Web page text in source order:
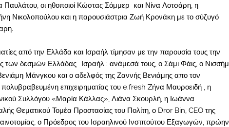
Παυλάτου, οι ηθοποιοί Κώστας Σόμμερ και Νίνα Λοτσάρη, η
Νικολοπούλου και η παρουσιάστρια Ζωή Κρονάκη με το σύζυγό
από την Ελλάδα και Ισραήλ τίμησαν με την παρουσία τους την
των δεσμών Ελλάδας -Ισραήλ : ανάμεσά τους, ο Σάμι Φάις, ο Νισσήμ
Μάνγκου και ο αδελφός της Ζαννής Βενιάμης απο τον
πολυβραβευμένη επιχειρηματίας του e.fresh Zήνα Μαυροειδή , η
Συλλόγου «Μαρία Κάλλας», Λιάνα Σκουρλή, η Ιωάννα
Θεματικού Τομέα Προστασίας του Πολίτη, ο Dror Bin, CEO της
ο Πρόεδρος του Ισραηλινού Ινστιτούτου Εξαγωγών, πρώην